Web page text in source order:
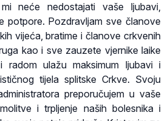
neće nedostajati vaše ljubavi,
potpore. Pozdravljam sve članove
vijeća, bratime i članove crkvenih
kao i sve zauzete vjernike laike
ulažu maksimum ljubavi i
tijela splitske Crkve. Svoju
preporučujem u vaše
i trpljenje naših bolesnika i